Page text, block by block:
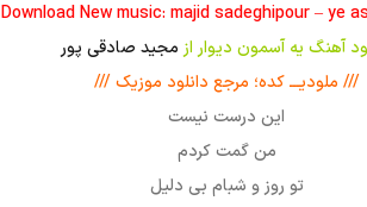
Download New music: majid sadeghipour – ye
آهنگ یه آسمون دیوار ازمجید صادقی پور
/// ملودیـــ کده؛ مرجع دانلود موزیک ///
این درست نیست
من گمت کردم
تو روز و شبام بی دلیل